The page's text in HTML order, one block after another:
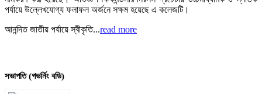
পর্যায়ে উল্লেখযোগ্য ফলাফল অর্জনে সক্ষম হয়েছে এ কলেজটি।
আনন্দিত জাতীয় পর্যায়ে স্বীকৃতি...read more
সভাপতি (গভর্নিং বডি)